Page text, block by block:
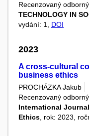
Recenzovaný
TECHNOLOGY IN
vydání: 1, DOI
2023
A cross-cultural
business ethics
PROCHÁZKA Jakub
Recenzovaný
International
Ethics , rok: 2023,